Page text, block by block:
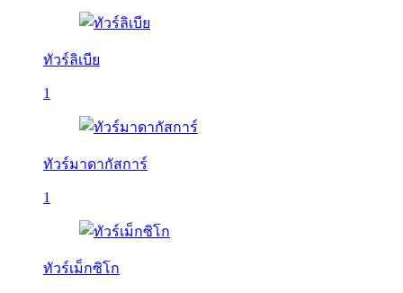
ทัวร์ลิเบีย
1
ทัวร์มาดากัสการ์
1
ทัวร์เม็กซิโก